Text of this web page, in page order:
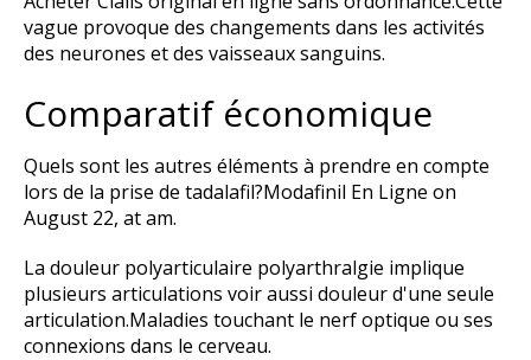
vague provoque des changements dans les activités
des neurones et des vaisseaux sanguins.
Comparatif économique
Quels sont les autres éléments à prendre en compte
lors de la prise de tadalafil?Modafinil En Ligne on
August 22, at am.
La douleur polyarticulaire polyarthralgie implique
plusieurs articulations voir aussi douleur d'une seule
articulation.Maladies touchant le nerf optique ou ses
connexions dans le cerveau.